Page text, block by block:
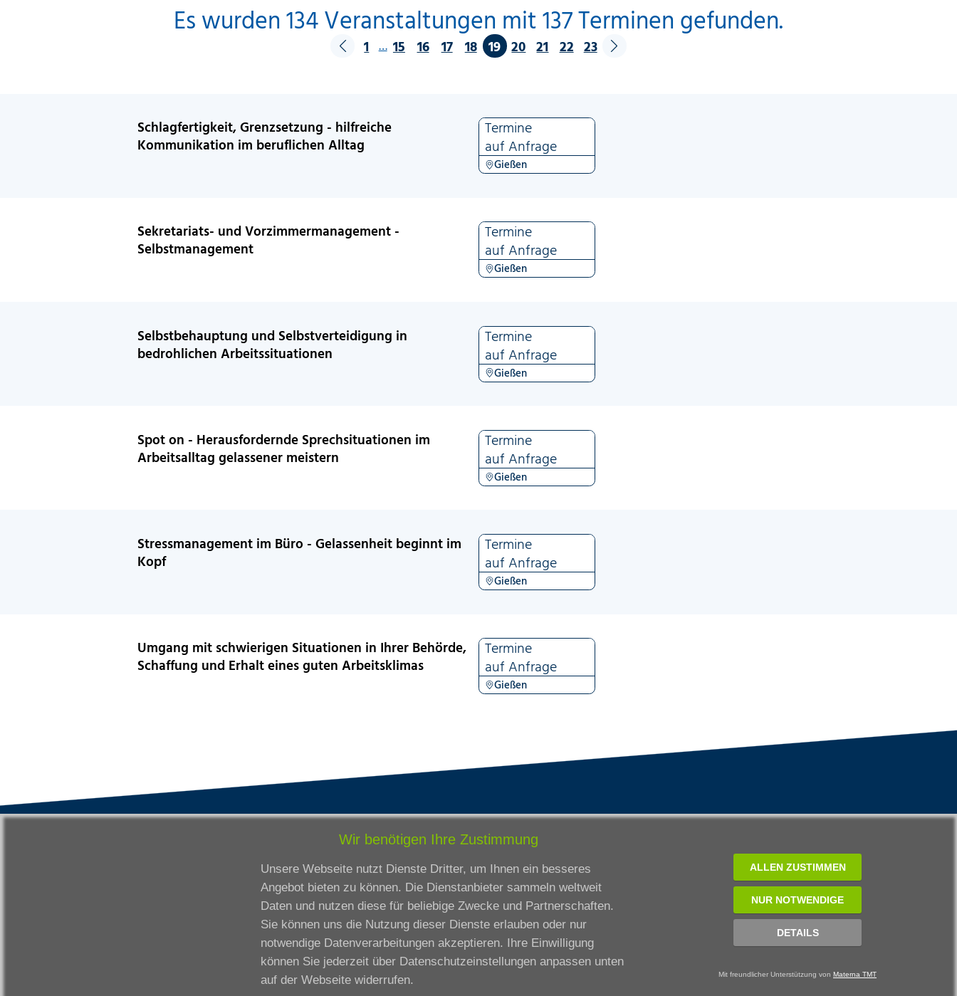
Es wurden 134 Veranstaltungen mit 137 Terminen gefunden.
1 … 15 16 17 18 19 20 21 22 23
Schlagfertigkeit, Grenzsetzung - hilfreiche
Kommunikation im beruflichen Alltag
Termine
auf Anfrage
Gießen
Sekretariats- und Vorzimmermanagement -
Selbstmanagement
Termine
auf Anfrage
Gießen
Selbstbehauptung und Selbstverteidigung in
bedrohlichen Arbeitssituationen
Termine
auf Anfrage
Gießen
Spot on - Herausfordernde Sprechsituationen im
Arbeitsalltag gelassener meistern
Termine
auf Anfrage
Gießen
Stressmanagement im Büro - Gelassenheit beginnt im
Kopf
Termine
auf Anfrage
Gießen
Umgang mit schwierigen Situationen in Ihrer Behörde,
Schaffung und Erhalt eines guten Arbeitsklimas
Termine
auf Anfrage
Gießen
Standorte
Darmstadt
Frankfurt am Main
Fulda
Gießen
Kassel
Wiesbaden
Fortbildungszentrum
Bildungsangebot
Ausbildung
Zertifikatslehrgänge
Fortbildung
Wir benötigen Ihre Zustimmung
Unsere Webseite nutzt Dienste Dritter, um Ihnen ein besseres
Angebot bieten zu können. Die Dienstanbieter sammeln weltweit
Daten und nutzen diese für beliebige Zwecke und Partnerschaften.
Sie können uns die Nutzung dieser Dienste erlauben oder nur
notwendige Datenverarbeitungen akzeptieren. Ihre Einwilligung
können Sie jederzeit über Datenschutzeinstellungen anpassen unten
auf der Webseite widerrufen.
ALLEN ZUSTIMMEN
NUR NOTWENDIGE
DETAILS
Mit freundlicher Unterstützung von Materna TMT